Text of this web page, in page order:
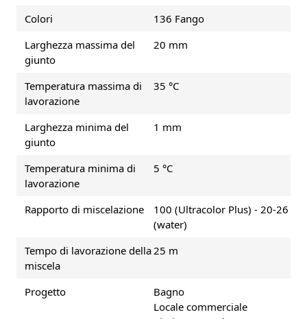
Colori
136 Fango
Larghezza massima del
giunto
20 mm
Temperatura massima di
lavorazione
35 °C
Larghezza minima del
giunto
1 mm
Temperatura minima di
lavorazione
5 °C
Rapporto di miscelazione
100 (Ultracolor Plus) - 20-26
(water)
Tempo di lavorazione della
miscela
25 m
Progetto
Bagno
Locale commerciale